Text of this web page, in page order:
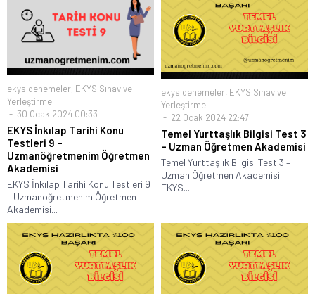
ekys denemeler, EKYS Sınav ve
Yerleştirme
30 Ocak 2024 00:33
EKYS İnkılap Tarihi Konu
Testleri 9 –
Uzmanöğretmenim Öğretmen
Akademisi
EKYS İnkılap Tarihi Konu Testleri 9
– Uzmanöğretmenim Öğretmen
Akademisi...
ekys denemeler, EKYS Sınav ve
Yerleştirme
22 Ocak 2024 22:47
Temel Yurttaşlık Bilgisi Test 3
– Uzman Öğretmen Akademisi
Temel Yurttaşlık Bilgisi Test 3 –
Uzman Öğretmen Akademisi
EKYS...